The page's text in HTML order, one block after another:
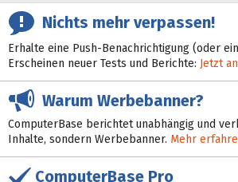
Nichts mehr verpassen!
Erhalte eine Push-Benachrichtigung (oder
Erscheinen neuer Tests und Berichte: Jetzt
Warum Werbebanner?
ComputerBase berichtet unabhängig und
Inhalte, sondern Werbebanner. Mehr
ComputerBase Pro